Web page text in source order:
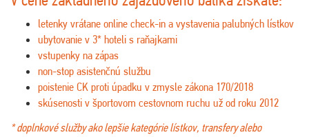
letenky vrátane online check-in a vystavenia palubných lístkov
ubytovanie v 3* hoteli s raňajkami
vstupenky na zápas
non-stop asistenčnú službu
poistenie CK proti úpadku v zmysle zákona 170/2018
skúsenosti v športovom cestovnom ruchu už od roku 2012
* doplnkové služby ako lepšie kategórie lístkov, transfery alebo